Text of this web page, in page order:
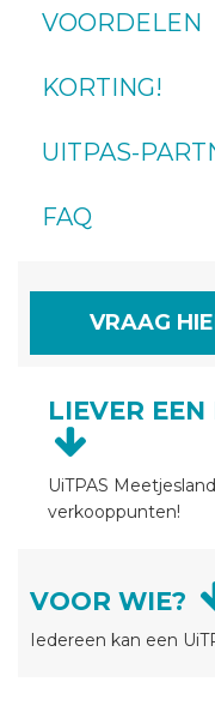
VOORDELEN
KORTING!
UITPAS-
FAQ
VRAAG
LIEVER
UiTPAS
verkooppunten!
VOOR WIE?
Iedereen kan een